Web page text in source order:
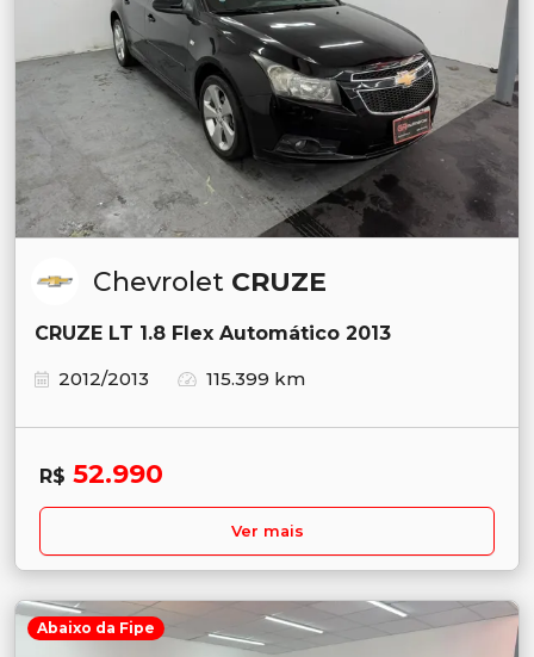
Chevrolet CRUZE
CRUZE LT 1.8 Flex Automático 2013
2012/2013
115.399 km
R$ 52.990
Ver mais
Abaixo da Fipe